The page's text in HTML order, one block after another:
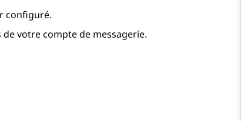
configuré.
votre compte de messagerie.